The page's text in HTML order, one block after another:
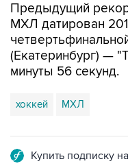
Предыдущий
МХЛ датирован
(Екатеринбург) —
минуты 56 секунд.
хоккей МХЛ
Купить подписку